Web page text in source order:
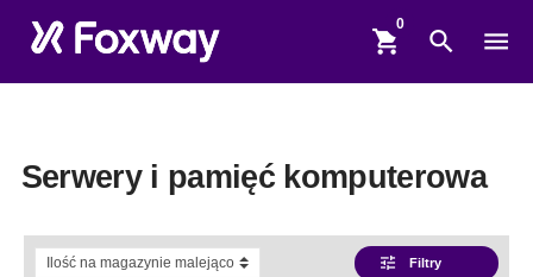
shopping_cart search menu
Serwery i pamięć komputerowa
tune Filtry